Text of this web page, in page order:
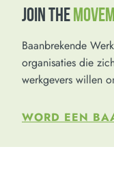
JOIN THE
Baanbrekende
organisaties die
werkgevers willen
WORD EEN